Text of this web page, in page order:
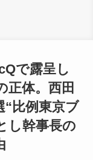
で露呈し
正体。西田
“比例東京ブ
し幹事長の